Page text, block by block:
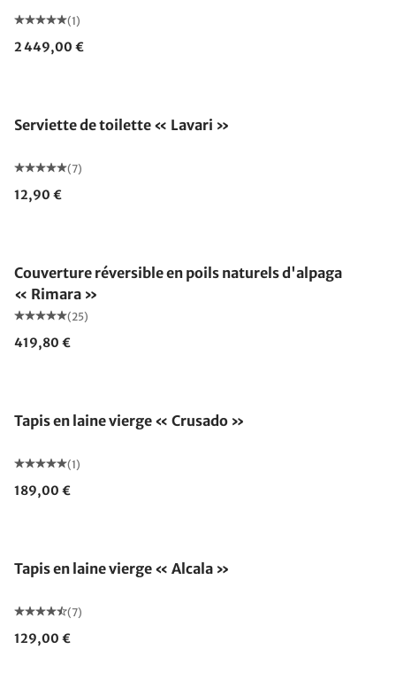
(1)
2 449,00 €
Serviette de toilette « Lavari »
(7)
12,90 €
Couverture réversible en poils naturels d'alpaga
« Rimara »
(25)
419,80 €
Tapis en laine vierge « Crusado »
(1)
189,00 €
Tapis en laine vierge « Alcala »
(7)
129,00 €